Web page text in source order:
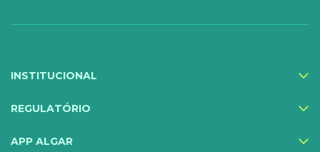
Compartilhe Energia
Exa Segurança
MediQuo Empresas
Helptec
INSTITUCIONAL
REGULATÓRIO
APP ALGAR